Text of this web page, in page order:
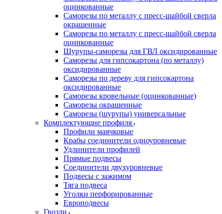
оцинкованные
Саморезы по металлу с пресс-шайбой сверла
окрашенные
Саморезы по металлу с пресс-шайбой сверла
оцинкованные
Шурупы-саморезы для ГВЛ оксидированные
Саморезы для гипсокартона (по металлу)
оксидированные
Саморезы по дереву для гипсокартона
оксидированные
Саморезы кровельные (оцинкованные)
Саморезы окрашенные
Саморезы (шурупы) универсальные
Комплектующие профиля
Профили маячковые
Крабы соединители одноуровневые
Удлинители профилей
Прямые подвесы
Соединители двухуровневые
Подвесы с зажимом
Тяга подвеса
Уголки перфорированные
Европодвесы
Гвозди